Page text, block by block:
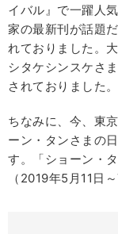
イバル』で一躍人
家の最新刊が話題
れておりました。
シタケシンスケさ
されておりました。
ちなみに、今、東
ーン・タンさまの
す。「ショーン・
（2019年5月11日